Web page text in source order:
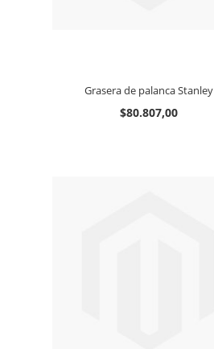
Grasera de palanca Stanley
$80.807,00